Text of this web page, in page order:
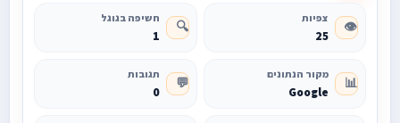
👁️ צפיות
25
🔍 חשיפה בגוגל
1
📊 מקור הנתונים
Google
💬 תגובות
0